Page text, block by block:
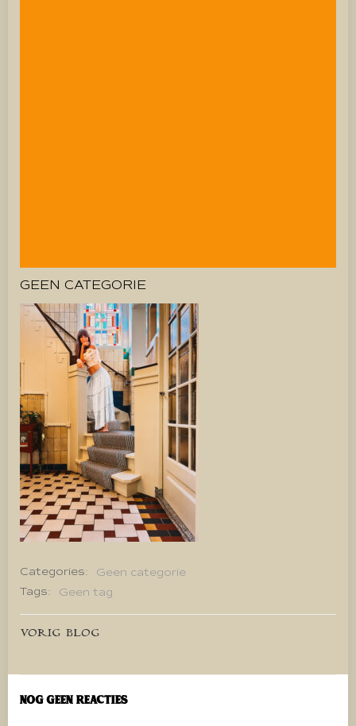
GEEN CATEGORIE
Categories:
Geen categorie
Tags:
Geen tag
Bericht
navigatie
VORIG BLOG
Nog geen reacties